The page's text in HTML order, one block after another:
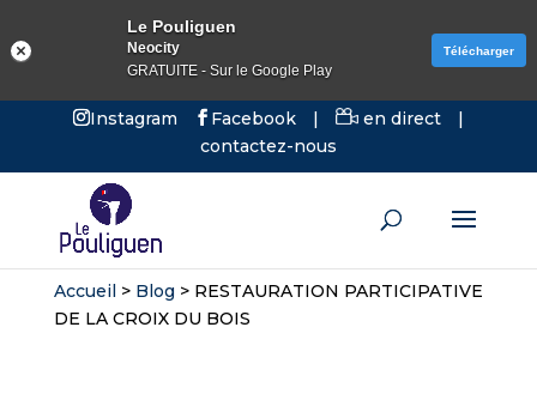
Instagram Facebook | en direct
|
contactez-nous
Accueil> Blog > RESTAURATION PARTICIPATIVE
DE LA CROIX DU BOIS
Le Pouliguen
Neocity
GRATUITE - Sur le Google Play
Télécharger